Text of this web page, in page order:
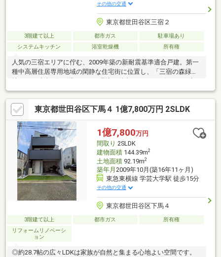
その他の交通
東京都世田谷区三宿２
3階建て以上 都市ガス
駐車場あり
システムキッチン
浴室乾燥機 所有権
人気の三宿エリアに佇む、2009年築の新耐震基準適合戸建。第一
種中高層住居専用地域の閑静な住宅街に位置し、「三宿の森緑
規内装デザインリフォームを実施し、システムキッチンやユニッ
トバス、洗面化粧台、トイレなど水回り設備を一新。4LDKのゆと
りある間取りに加え、カースペース1台分を確保しています。池尻
大橋駅・池ノ上駅が利用可能なほか、渋谷駅へのバスアクセスも
良好。都心近接と落ち着いた住環境を両立した住まいです。
東京都世田谷区下馬４ 1億7,800万円 2SLDK
1億7,800万円
間取り 2SLDK
建物面積144.39m2
土地面積92.19m2
築年月 2009年10月(築16年11ヶ月)
東急東横線 学芸大学駅 徒歩15分
その他の交通
東京都世田谷区下馬４
3階建て以上 都市ガス
所有権
リフォームリノベーシ
ョン
◎約28.7帖の広々LDKは家族が自然と集まる心地よい空間です。